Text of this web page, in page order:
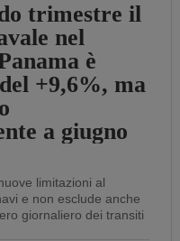
trimestre il
nel
è
+9,6%, ma
a giugno
limitazioni al
e non esclude anche
giornaliero dei transiti